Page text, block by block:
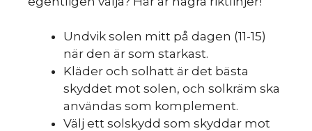
Undvik solen mitt på dagen (11-15)
när den är som starkast.
Kläder och solhatt är det bästa
skyddet mot solen, och solkräm ska
användas som komplement.
Välj ett solskydd som skyddar mot